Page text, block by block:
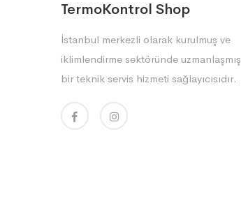
TermoKontrol Shop
İstanbul merkezli olarak kurulmuş ve
iklimlendirme sektöründe uzmanlaşmış
bir teknik servis hizmeti sağlayıcısıdır.